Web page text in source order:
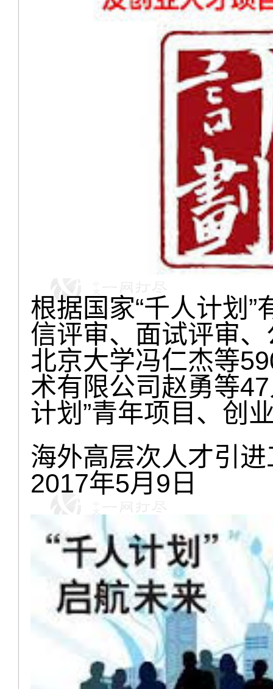
根据国家“千人计划
信评审、面试评审
北京大学冯仁杰等
术有限公司赵勇等
计划”青年项目、创
海外高层次人才引
2017年5月9日